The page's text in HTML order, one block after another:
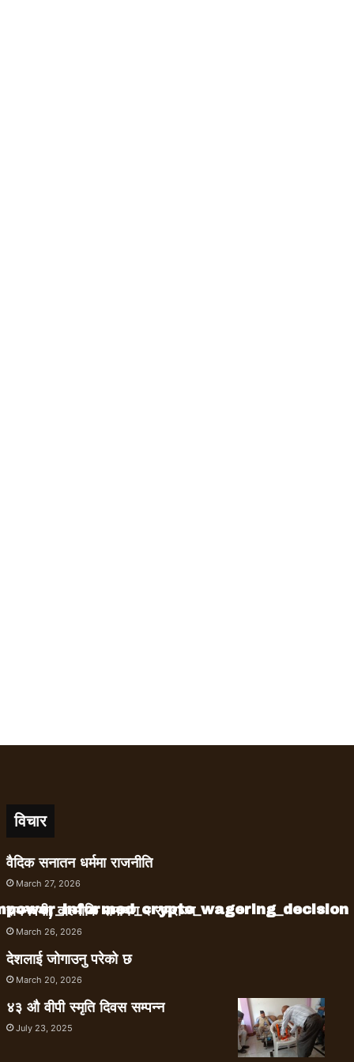
विचार
वैदिक सनातन धर्ममा राजनीति
March 27, 2026
रामनवमी, वाल्मीकि रामायण र रामराज्य
March 26, 2026
देशलाई जोगाउनु परेको छ
March 20, 2026
४३ औ वीपी स्मृति दिवस सम्पन्न
July 23, 2025